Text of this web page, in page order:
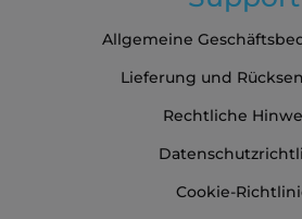
Allgemeine
Lieferung und
Rechtliche
Cookie-